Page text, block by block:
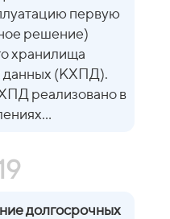
первую
решение)
хранилища
данных (КХПД).
реализовано в
долгосрочных